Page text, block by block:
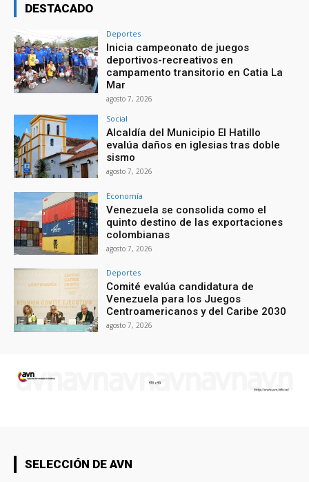
DESTACADO
Deportes
Inicia campeonato de juegos
deportivos-recreativos en
campamento transitorio en Catia La
Mar
agosto 7, 2026
Social
Alcaldía del Municipio El Hatillo
evalúa daños en iglesias tras doble
sismo
agosto 7, 2026
Economía
Venezuela se consolida como el
quinto destino de las exportaciones
colombianas
agosto 7, 2026
Deportes
Comité evalúa candidatura de
Venezuela para los Juegos
Centroamericanos y del Caribe 2030
agosto 7, 2026
SELECCIÓN DE AVN